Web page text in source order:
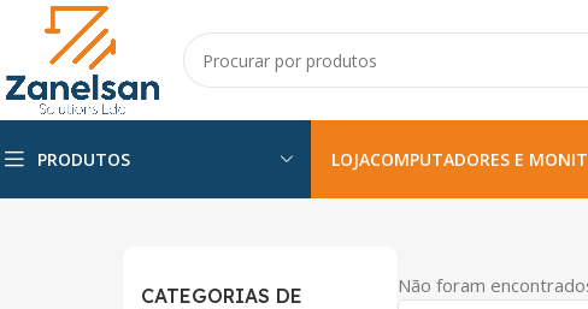
PRODUTOS LOJACOMPUTADORES E
CATEGORIAS DE
Não foram